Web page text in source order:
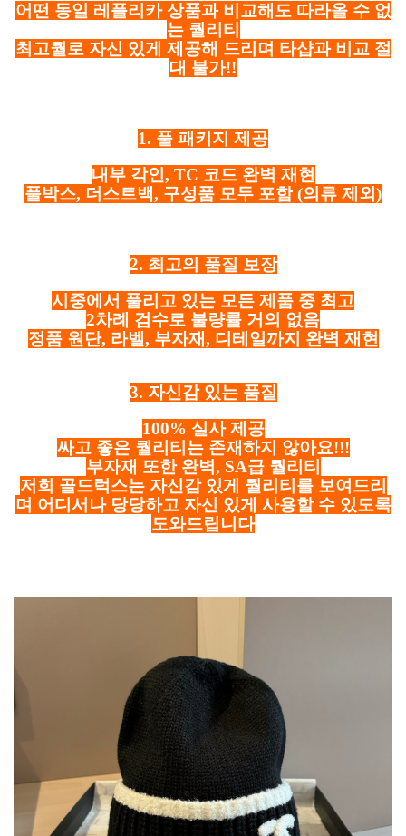
어떤 동일 레플리카 상품과 비교해도 따라올 수 없
는 퀄리티
최고퀄로 자신 있게 제공해 드리며 타샵과 비교 절
대 불가!!
1. 풀 패키지 제공
내부 각인, TC 코드 완벽 재현
풀박스, 더스트백, 구성품 모두 포함 (의류 제외)
2. 최고의 품질 보장
시중에서 풀리고 있는 모든 제품 중 최고
2차례 검수로 불량률 거의 없음
정품 원단, 라벨, 부자재, 디테일까지 완벽 재현
3. 자신감 있는 품질
100% 실사 제공
싸고 좋은 퀄리티는 존재하지 않아요!!!
부자재 또한 완벽, SA급 퀄리티
저희 골드럭스는 자신감 있게 퀄리티를 보여드리
며 어디서나 당당하고 자신 있게 사용할 수 있도록
도와드립니다